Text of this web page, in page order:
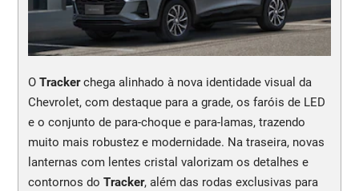
O Trackerchega alinhado à nova identidade visual da
Chevrolet, com destaque para a grade, os faróis de LED
e o conjunto de para-choque e para-lamas, trazendo
muito mais robustez e modernidade. Na traseira, novas
lanternas com lentes cristal valorizam os detalhes e
contornos do Tracker, além das rodas exclusivas para